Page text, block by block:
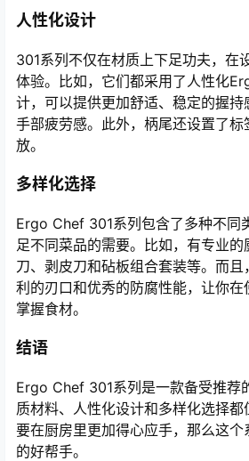
人性化设计
301系列不仅在材质上下足功夫，在
体验。比如，它们都采用了人性化
计，可以提供更加舒适、稳定的握持
手部疲劳感。此外，柄尾还设置了
放。
多样化选择
Ergo Chef 301系列包含了多种不同
足不同菜品的需要。比如，有专业
刀、剥皮刀和砧板组合套装等。而
利的刃口和优秀的防腐性能，让你
掌握食材。
结语
Ergo Chef 301系列是一款备受推荐
质材料、人性化设计和多样化选择
要在厨房里更加得心应手，那么这个
的好帮手。